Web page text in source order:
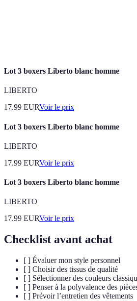
Lot 3 boxers Liberto blanc homme
LIBERTO
17.99 EURVoir le prix
Lot 3 boxers Liberto blanc homme
LIBERTO
17.99 EURVoir le prix
Lot 3 boxers Liberto blanc homme
LIBERTO
17.99 EURVoir le prix
Checklist avant achat
[ ] Évaluer mon style personnel
[ ] Choisir des tissus de qualité
[ ] Sélectionner des couleurs
[ ] Penser à la polyvalence des
[ ] Prévoir l’entretien des vêtements